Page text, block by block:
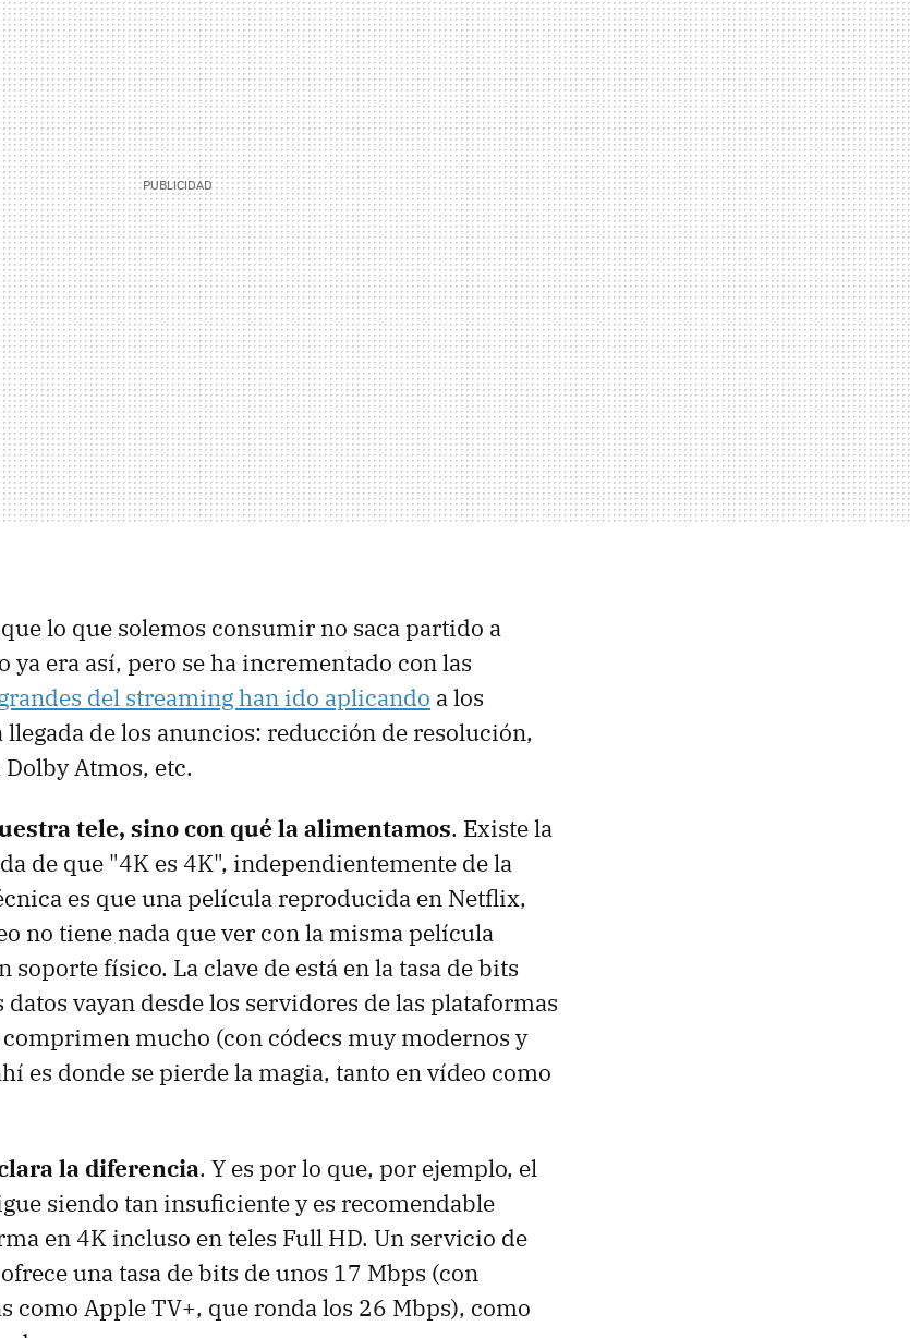
lo que solemos consumir no saca partido a
ya era así, pero se ha incrementado con las
del streaming han ido aplicando a los
de los anuncios: reducción de resolución,
Atmos, etc.
tele, sino con qué la alimentamos. Existe la
de que "4K es 4K", independientemente de la
es que una película reproducida en Netflix,
no tiene nada que ver con la misma película
soporte físico. La clave de está en la tasa de bits
vayan desde los servidores de las plataformas
comprimen mucho (con códecs muy modernos y
es donde se pierde la magia, tanto en vídeo como
la diferencia. Y es por lo que, por ejemplo, el
siendo tan insuficiente y es recomendable
en 4K incluso en teles Full HD. Un servicio de
una tasa de bits de unos 17 Mbps (con
como Apple TV+, que ronda los 26 Mbps), como